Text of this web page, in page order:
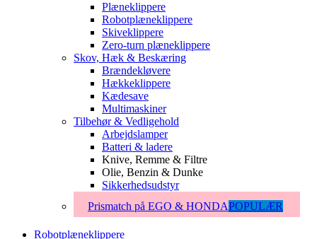
Plæneklippere
Robotplæneklippere
Skiveklippere
Zero-turn plæneklippere
Skov, Hæk & Beskæring
Brændekløvere
Hækkeklippere
Kædesave
Multimaskiner
Tilbehør & Vedligehold
Arbejdslamper
Batteri & ladere
Knive, Remme & Filtre
Olie, Benzin & Dunke
Sikkerhedsudstyr
Prismatch på EGO & HONDAPOPULÆR
Robotplæneklippere